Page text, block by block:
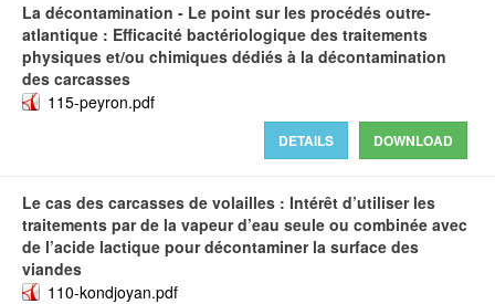
La décontamination - Le point sur les procédés outre-
atlantique : Efficacité bactériologique des traitements
physiques et/ou chimiques dédiés à la décontamination
des carcasses
115-peyron.pdf
DOWNLOAD
DETAILS
Le cas des carcasses de volailles : Intérêt d’utiliser les
traitements par de la vapeur d’eau seule ou combinée avec
de l’acide lactique pour décontaminer la surface des
viandes
110-kondjoyan.pdf